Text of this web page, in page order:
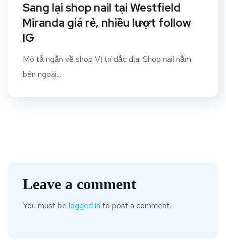
Sang lại shop nail tại Westfield
Miranda giá rẻ, nhiều lượt follow
IG
Mô tả ngắn về shop Vị trí đắc địa: Shop nail nằm
bên ngoài...
Leave a comment
You must be logged in to post a comment.